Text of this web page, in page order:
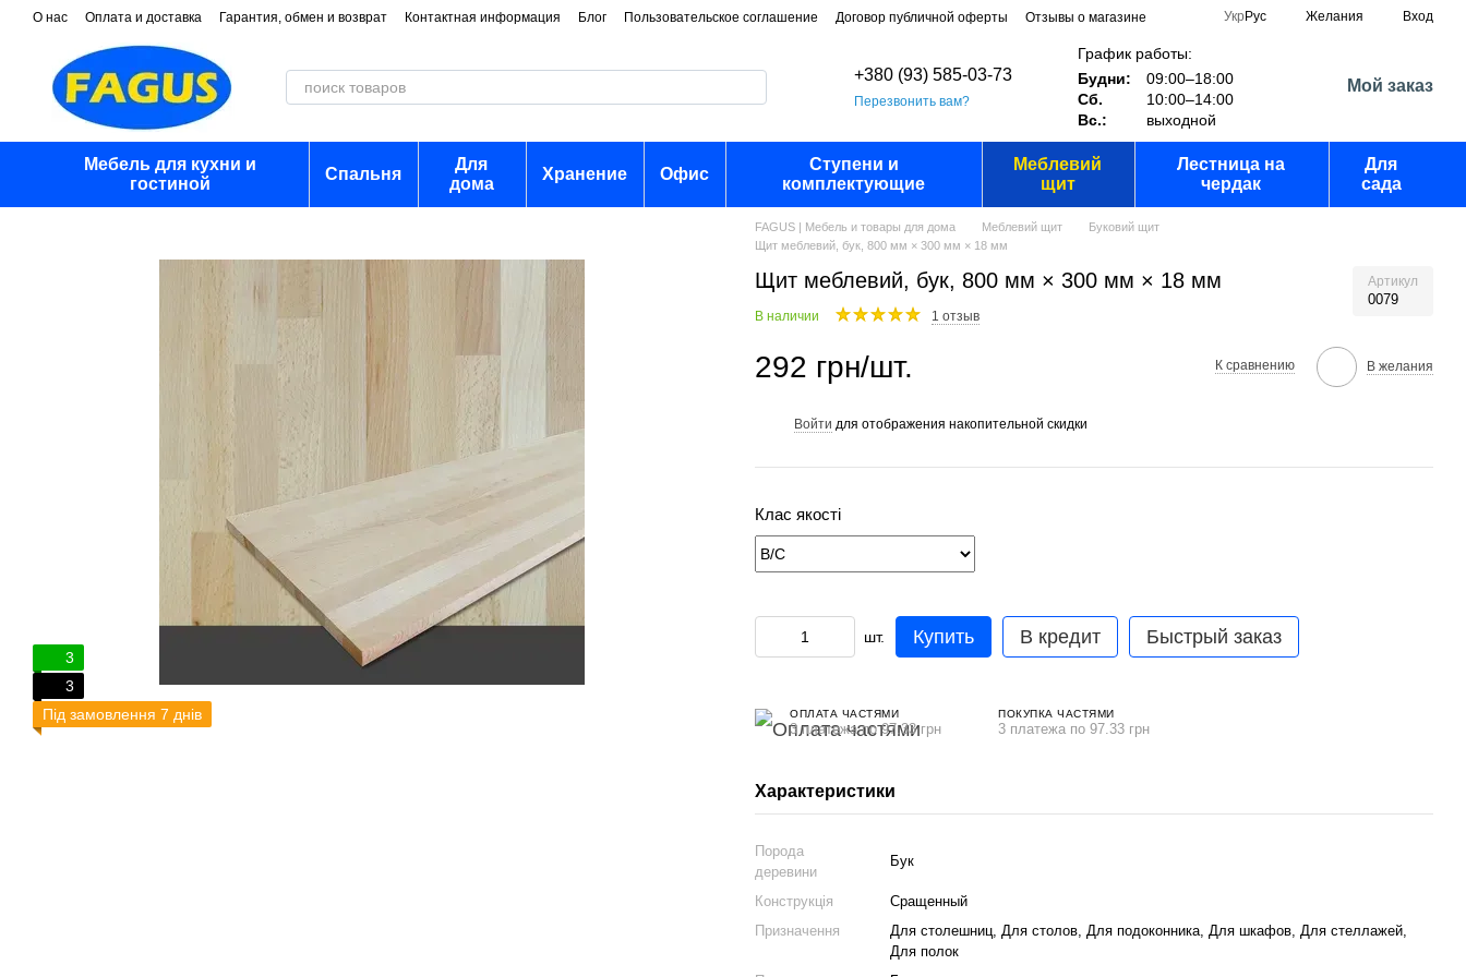
Перейти к основному контенту
О нас Оплата и доставка Гарантия, обмен и возврат Контактная информация Блог Пользовательское соглашение Договор публичной оферты Отзывы о магазине Укр Рус Желания Вход
+380 (93) 585-03-73
Перезвонить вам?
График работы:
Будни:
09:00–18:00
Сб.
10:00–14:00
Вс.:
выходной
Мой заказ
Мебель для кухни и
гостиной
Спальня
Для
дома
Хранение Офис
Ступени и
комплектующие
Меблевий
щит
Лестница на
чердак
Для
сада
3
3
Під замовлення 7 днів
FAGUS | Мебель и товары для дома Меблевий щит
Буковий щит
Щит меблевий, бук, 800 мм × 300 мм × 18 мм
Щит меблевий, бук, 800 мм × 300 мм × 18 мм Артикул
0079
В наличии 1 отзыв
292 грн/шт. К сравнению В желания
Войти для отображения накопительной скидки
Клас якості
шт. Купить В кредит Быстрый заказ
ОПЛАТА ЧАСТЯМИ
3 платежа по 97.33 грн
ПОКУПКА ЧАСТЯМИ
3 платежа по 97.33 грн
Характеристики
Порода
деревини
Бук
Конструкція
Сращенный
Призначення
Для столешниц, Для столов, Для подоконника, Для шкафов, Для стеллажей,
Для полок